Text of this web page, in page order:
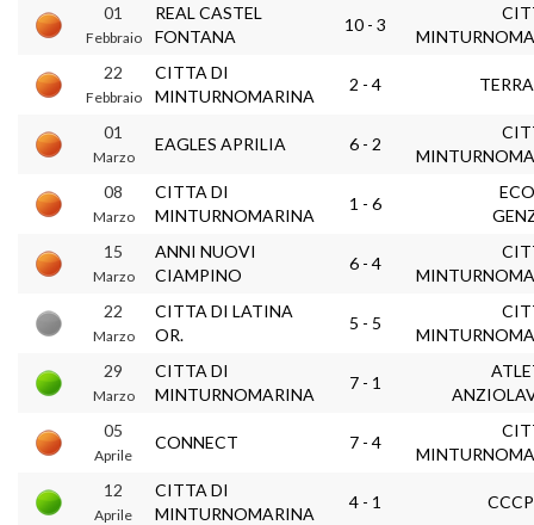
01
Febbraio
REAL CASTEL
FONTANA
10 - 3
22
Febbraio
CITTA DI
MINTURNOMARINA
2 - 4
01
Marzo
EAGLES APRILIA 6 - 2
08
Marzo
CITTA DI
MINTURNOMARINA
1 - 6
15
Marzo
ANNI NUOVI
CIAMPINO
6 - 4
22
Marzo
CITTA DI LATINA
OR.
5 - 5
29
Marzo
CITTA DI
MINTURNOMARINA
7 - 1
05
Aprile
CONNECT 7 - 4
12
Aprile
CITTA DI
MINTURNOMARINA
4 - 1